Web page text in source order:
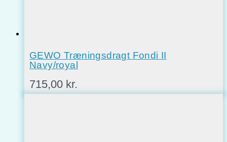
GEWO Træningsdragt Fondi II
Navy/royal
715,00 kr.